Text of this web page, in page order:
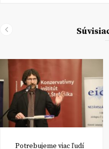
Potrebujeme viac ľudí